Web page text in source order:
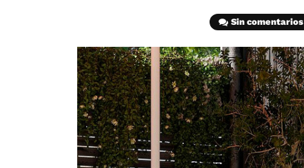
Sin comentarios